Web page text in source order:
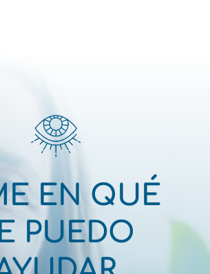
EN QUÉ
PUEDO